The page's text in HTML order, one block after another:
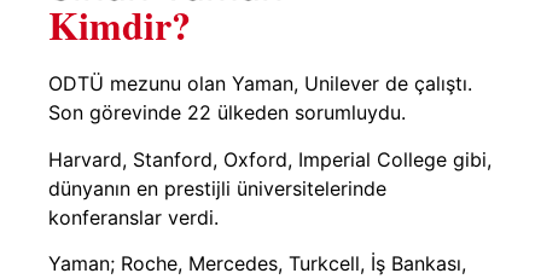
Kimdir?
ODTÜ mezunu olan Yaman, Unilever de çalıştı.
Son görevinde 22 ülkeden sorumluydu.
Harvard, Stanford, Oxford, Imperial College gibi,
dünyanın en prestijli üniversitelerinde
konferanslar verdi.
Yaman; Roche, Mercedes, Turkcell, İş Bankası,